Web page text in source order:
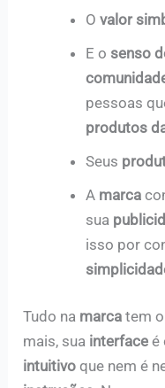
Ovalor
E o senso
pessoas
produtos
Seus
A marca
sua
isso por
Tudo na marcatem
mais, sua interfaceé
intuitivoque nem é